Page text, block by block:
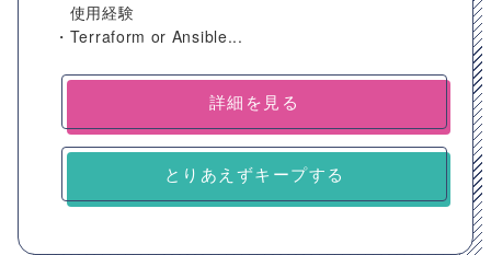
使用経験
・Terraform or Ansible...
詳細を見る
とりあえずキープする